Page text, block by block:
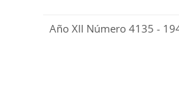
Año XII Número 4135 -